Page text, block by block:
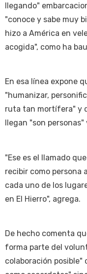
llegando"
"conoce y sabe muy
hizo a América en
acogida", como ha
En esa línea expone
"humanizar,
ruta tan mortífera" y
llegan "son
"Ese es el llamado
recibir como persona
cada uno de los
en El Hierro", agrega.
De hecho comenta
forma parte del
colaboración posible"